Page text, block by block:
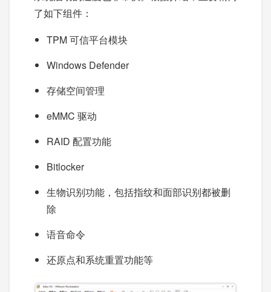
了如下组件：
TPM 可信平台模块
Windows Defender
存储空间管理
eMMC 驱动
RAID 配置功能
Bitlocker
生物识别功能，包括指纹和面部识别都被删
除
语音命令
还原点和系统重置功能等